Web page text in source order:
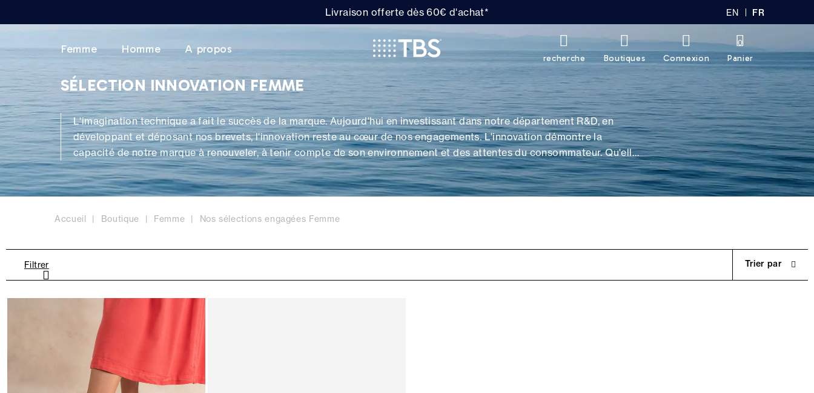
Livraison offerte dès 60€ d'achat* EN FR
S
Femme Homme A propos
recherche Boutiques Connexion Panier
0
SÉLECTION INNOVATION FEMME
L'imagination technique a fait le succès de la marque. Aujourd'hui en investissant dans notre département R&D, en
développant et déposant nos brevets, l'innovation reste au cœur de nos engagements. L'innovation démontre la
capacité de notre marque à renouveler, à tenir compte de son environnement et des attentes du consommateur. Qu'elle
soit Technique, technologique, ou green, elle est toujours pensée au service d'usage, au service du client.
Accueil Boutique Femme Nos sélections engagées Femme
Filtrer Trier par